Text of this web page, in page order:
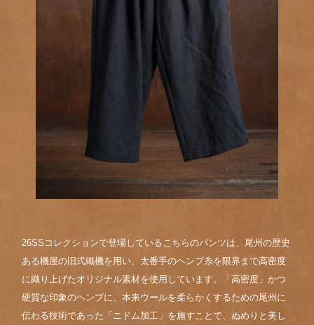
26SSコレクションで登場しているこちらのパンツは、尾州の歴史
ある機屋の旧式織機を用い、太番手のヘンプ糸を限界まで高密度
に織り上げたオリジナル素材を使用しています。「高密度」かつ
硬質な印象のヘンプに、本来ウールを柔らかくするための尾州に
伝わる技術であった「ニドム加工」を施すことで、ぬめりと美し